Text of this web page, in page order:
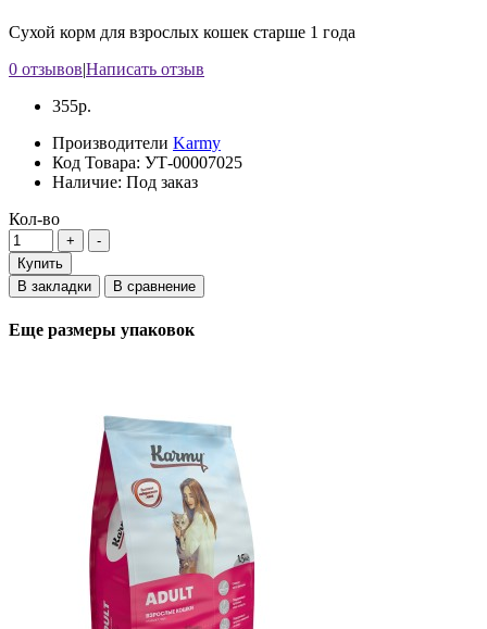
Сухой корм для взрослых кошек старше 1 года
0 отзывов|Написать отзыв
355р.
Производители Karmy
Код Товара: УТ-00007025
Наличие: Под заказ
Кол-во
Купить
В закладки
В сравнение
Еще размеры упаковок